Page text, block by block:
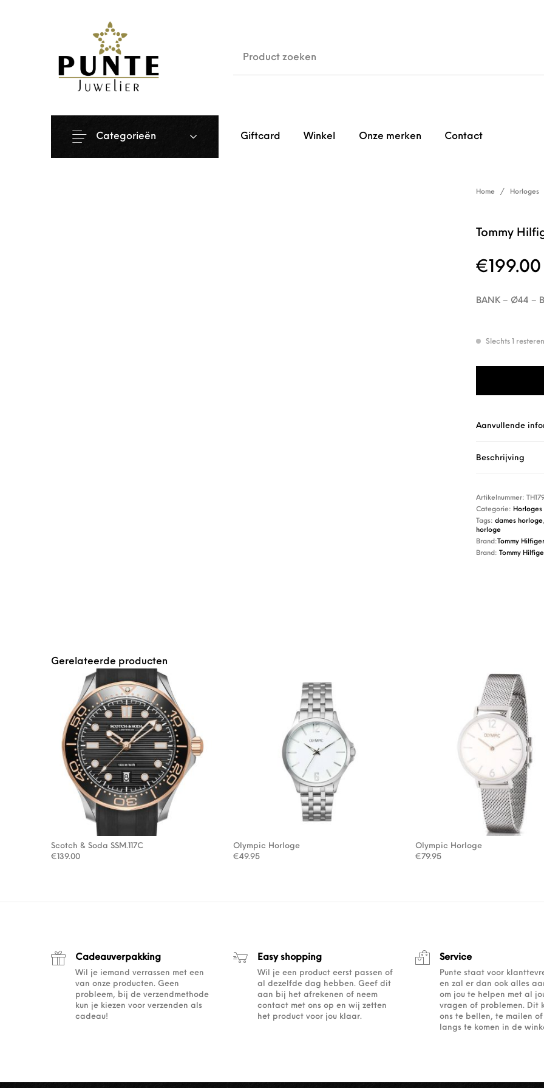
Giftcard Winkel Onze merken Contact
Categorieën
Home / Horloges
Tommy
€ 199.00
BANK – Ø44 –
Slechts 1
Aanvullende
Beschrijving
Artikelnummer:
Categorie: Horloges
Tags: dames horloge
horloge
Brand: Tommy Hilfiger
Brand:
Tommy
Gerelateerde producten
Scotch & Soda SSM.117C
€139.00
Olympic Horloge
€49.95
Olympic Horloge
€79.95
Cadeauverpakking
Wil je iemand verrassen met een
van onze producten. Geen
probleem, bij de verzendmethode
kun je kiezen voor verzenden als
cadeau!
Easy shopping
Wil je een product eerst passen of
al dezelfde dag hebben. Geef dit
aan bij het afrekenen of neem
contact met ons op en wij zetten
het product voor jou klaar.
Service
Punte staat voor
en zal er dan ook alles
om jou te helpen met al
vragen of problemen. Dit
ons te bellen, te mailen
langs te komen in de